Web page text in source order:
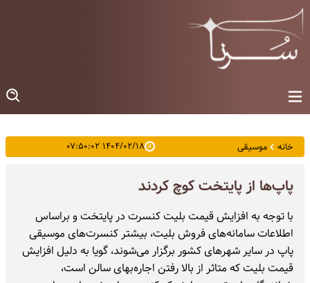
خانه موسیقی ۱۴۰۴/۰۲/۱۸ ۰۷:۵۰:۰۲
پاپ‌ها از پایتخت کوچ کردند
با توجه به افزایش قیمت بلیت کنسرت در پایتخت و براساس
اطلاعات سامانه‌های فروش بلیت، بیشتر کنسرت‌های موسیقی
پاپ در سایر شهرهای کشور برگزار می‌شوند، گویا به دلیل افزایش
قیمت بلیت که متاثر از بالا رفتن اجاره‌بهای سالن است،